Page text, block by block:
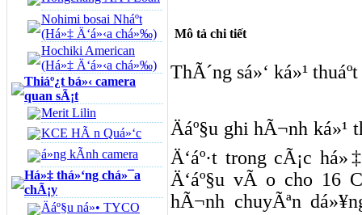
Nohimi bosai Nháº­t
(Há»‡ Ä‘á»‹a chá»‰)
Hochiki American
(Há»‡ Ä‘á»‹a chá»‰)
Thiáº¿t bá»‹ camera
quan sÃ¡t
Merit Lilin
KCE HÃ n Quá»‘c
á»ng kÃ­nh camera
Há»‡ thá»‘ng chá»¯a
chÃ¡y
Äáº§u ná»• TYCO
Mô tả chi tiết
ThÃ´ng sá»‘ ká»¹ thuáº­t
Äáº§u ghi hÃ¬nh ká»¹
Ä‘áº·t trong cÃ¡c
Ä‘áº§u vÃ o cho 16
hÃ¬nh chuyÃªn